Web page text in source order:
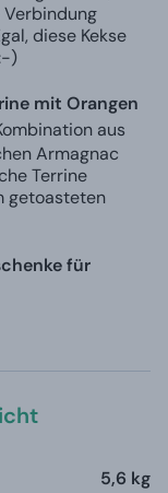
diese Kekse
)
mit Orangen
aus
Armagnac
Terrine
getoasteten
für
5,6 kg